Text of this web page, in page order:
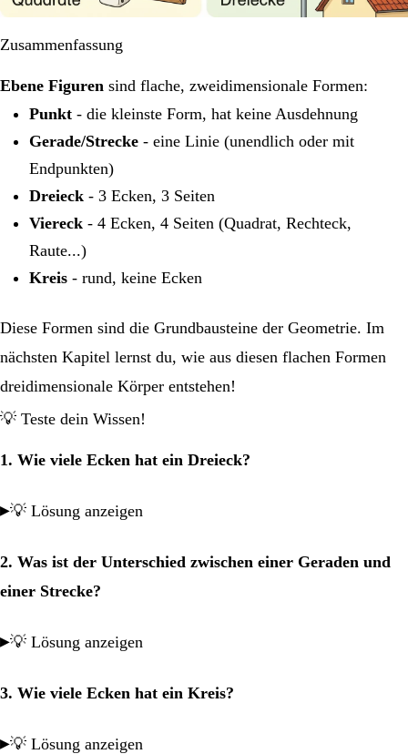
Zusammenfassung
Ebene Figuren sind flache, zweidimensionale Formen:
Punkt - die kleinste Form, hat keine Ausdehnung
Gerade/Strecke - eine Linie (unendlich oder mit
Endpunkten)
Dreieck - 3 Ecken, 3 Seiten
Viereck - 4 Ecken, 4 Seiten (Quadrat, Rechteck,
Raute...)
Kreis - rund, keine Ecken
Diese Formen sind die Grundbausteine der Geometrie. Im
nächsten Kapitel lernst du, wie aus diesen flachen Formen
dreidimensionale Körper entstehen!
💡 Teste dein Wissen!
1. Wie viele Ecken hat ein Dreieck?
💡 Lösung anzeigen
2. Was ist der Unterschied zwischen einer Geraden und
einer Strecke?
💡 Lösung anzeigen
3. Wie viele Ecken hat ein Kreis?
💡 Lösung anzeigen